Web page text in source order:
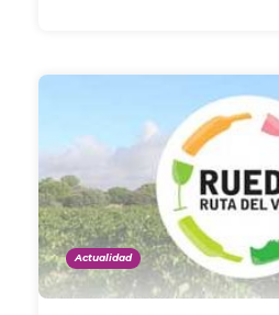
Actualidad